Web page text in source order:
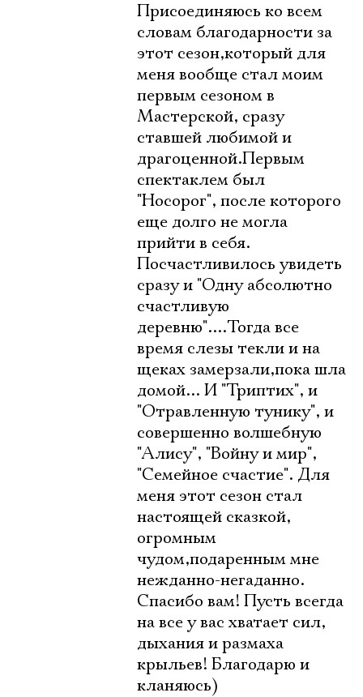
Присоединяюсь ко всем
словам благодарности за
этот сезон,который для
меня вообще стал моим
первым сезоном в
Мастерской, сразу
ставшей любимой и
драгоценной.Первым
спектаклем был
"Носорог", после которого
еще долго не могла
прийти в себя.
Посчастливилось увидеть
сразу и "Одну абсолютно
счастливую
деревню"....Тогда все
время слезы текли и на
щеках замерзали,пока шла
домой... И "Триптих", и
"Отравленную тунику", и
совершенно волшебную
"Алису", "Войну и мир",
"Семейное счастие". Для
меня этот сезон стал
настоящей сказкой,
огромным
чудом,подаренным мне
нежданно-негаданно.
Спасибо вам! Пусть всегда
на все у вас хватает сил,
дыхания и размаха
крыльев! Благодарю и
кланяюсь)